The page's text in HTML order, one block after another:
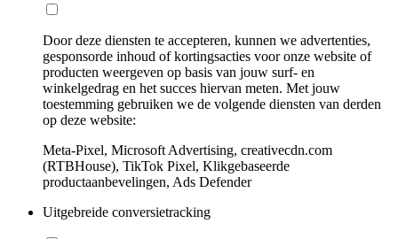
Door deze diensten te accepteren, kunnen we advertenties,
gesponsorde inhoud of kortingsacties voor onze website of
producten weergeven op basis van jouw surf- en
winkelgedrag en het succes hiervan meten. Met jouw
toestemming gebruiken we de volgende diensten van derden
op deze website:
Meta-Pixel, Microsoft Advertising, creativecdn.com
(RTBHouse), TikTok Pixel, Klikgebaseerde
productaanbevelingen, Ads Defender
Uitgebreide conversietracking